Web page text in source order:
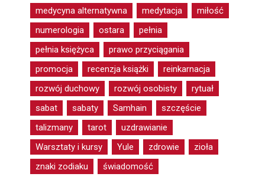
medycyna alternatywna
medytacja
miłość
numerologia
ostara
pełnia
pełnia księżyca
prawo przyciągania
promocja
recenzja książki
reinkarnacja
rozwój duchowy
rozwój osobisty
rytuał
sabat
sabaty Samhain
szczęście
talizmany
tarot
uzdrawianie
Warsztaty i kursy
Yule zdrowie
zioła
znaki zodiaku
świadomość